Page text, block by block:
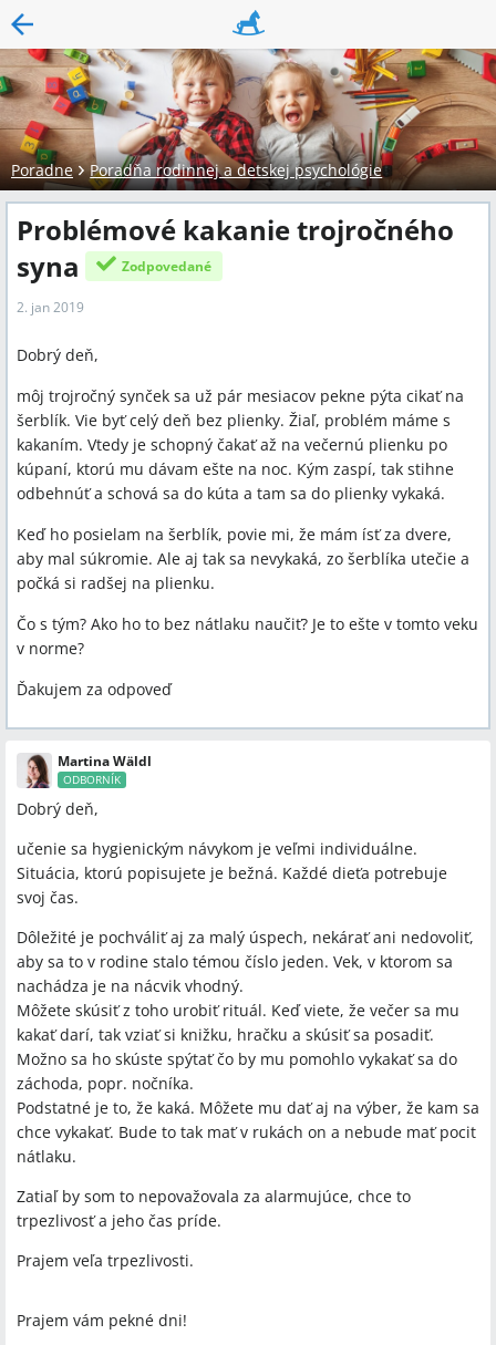
Poradne Poradňa rodinnej a detskej psychológie
Problémové kakanie trojročného
syna
Zodpovedané
2. jan 2019
Dobrý deň,
môj trojročný synček sa už pár mesiacov pekne pýta cikať na
šerblík. Vie byť celý deň bez plienky. Žiaľ, problém máme s
kakaním. Vtedy je schopný čakať až na večernú plienku po
kúpaní, ktorú mu dávam ešte na noc. Kým zaspí, tak stihne
odbehnúť a schová sa do kúta a tam sa do plienky vykaká.
Keď ho posielam na šerblík, povie mi, že mám ísť za dvere,
aby mal súkromie. Ale aj tak sa nevykaká, zo šerblíka utečie a
počká si radšej na plienku.
Čo s tým? Ako ho to bez nátlaku naučiť? Je to ešte v tomto veku
v norme?
Ďakujem za odpoveď
Martina Wäldl
ODBORNÍK
Dobrý deň,
učenie sa hygienickým návykom je veľmi individuálne.
Situácia, ktorú popisujete je bežná. Každé dieťa potrebuje
svoj čas.
Dôležité je pochváliť aj za malý úspech, nekárať ani nedovoliť,
aby sa to v rodine stalo témou číslo jeden. Vek, v ktorom sa
nachádza je na nácvik vhodný.
Môžete skúsiť z toho urobiť rituál. Keď viete, že večer sa mu
kakať darí, tak vziať si knižku, hračku a skúsiť sa posadiť.
Možno sa ho skúste spýtať čo by mu pomohlo vykakať sa do
záchoda, popr. nočníka.
Podstatné je to, že kaká. Môžete mu dať aj na výber, že kam sa
chce vykakať. Bude to tak mať v rukách on a nebude mať pocit
nátlaku.
Zatiaľ by som to nepovažovala za alarmujúce, chce to
trpezlivosť a jeho čas príde.
Prajem veľa trpezlivosti.
Prajem vám pekné dni!